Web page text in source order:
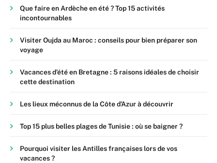
Que faire en Ardèche en été ? Top 15 activités
incontournables
Visiter Oujda au Maroc : conseils pour bien préparer son
voyage
Vacances d’été en Bretagne : 5 raisons idéales de choisir
cette destination
Les lieux méconnus de la Côte d’Azur à découvrir
Top 15 plus belles plages de Tunisie : où se baigner ?
Pourquoi visiter les Antilles françaises lors de vos
vacances ?